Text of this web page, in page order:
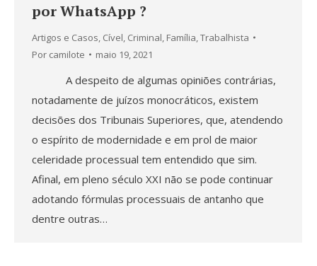
por WhatsApp ?
Artigos e Casos, Cível, Criminal, Família,Trabalhista
Por camilote maio 19, 2021
A despeito de algumas opiniões contrárias,
notadamente de juízos monocráticos, existem
decisões dos Tribunais Superiores, que, atendendo
o espírito de modernidade e em prol de maior
celeridade processual tem entendido que sim.
Afinal, em pleno século XXI não se pode continuar
adotando fórmulas processuais de antanho que
dentre outras…